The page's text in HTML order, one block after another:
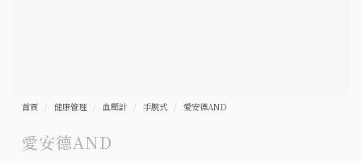
首頁 健康管理 血壓計 手腕式 愛安德AND
愛安德AND